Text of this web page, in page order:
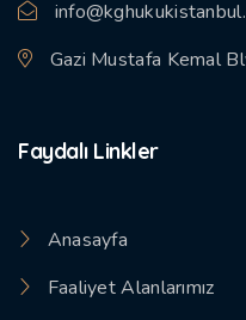
Gazi Mustafa Kemal
Faydalı Linkler
Anasayfa
Faaliyet Alanlarımız